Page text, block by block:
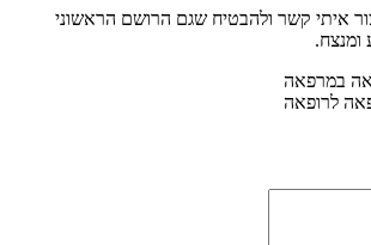
איתי קשר ולהבטיח שגם הרושם הראשוני
ומנצח.